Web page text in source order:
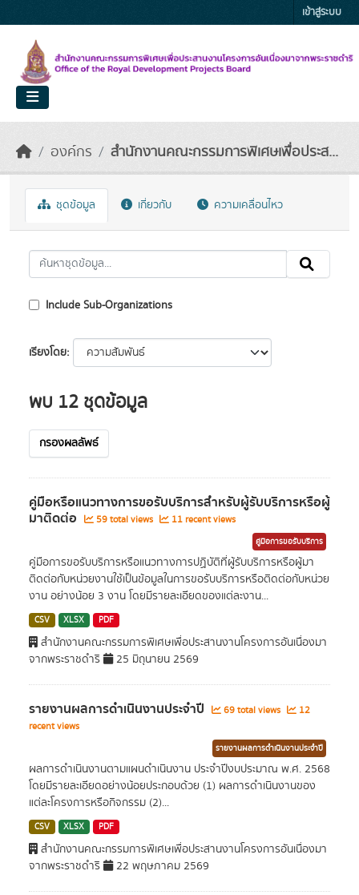
เข้าสู่ระบบ
องค์กร สำนักงานคณะกรรมการพิเศษเพื่อประส...
ชุดข้อมูล เกี่ยวกับ ความเคลื่อนไหว
Include Sub-Organizations
เรียงโดย
พบ 12 ชุดข้อมูล
กรองผลลัพธ์
คู่มือหรือแนวทางการขอรับบริการสำหรับผู้รับบริการหรือผู้
มาติดต่อ 59 total views 11 recent views
คู่มือการขอรับบริการ
คู่มือการขอรับบริการหรือแนวทางการปฏิบัติที่ผู้รับบริการหรือผู้มา
ติดต่อกับหน่วยงานใช้เป็นข้อมูลในการขอรับบริการหรือติดต่อกับหน่วย
งาน อย่างน้อย 3 งาน โดยมีรายละเอียดของแต่ละงาน...
CSV XLSX PDF
สำนักงานคณะกรรมการพิเศษเพื่อประสานงานโครงการอันเนื่องมา
จากพระราชดำริ
25 มิถุนายน 2569
รายงานผลการดำเนินงานประจำปี 69 total views
12
recent views
รายงานผลการดำเนินงานประจำปี
ผลการดำเนินงานตามแผนดำเนินงาน ประจำปีงบประมาณ พ.ศ. 2568
โดยมีรายละเอียดอย่างน้อยประกอบด้วย (1) ผลการดำเนินงานของ
แต่ละโครงการหรือกิจกรรม (2)...
CSV XLSX PDF
สำนักงานคณะกรรมการพิเศษเพื่อประสานงานโครงการอันเนื่องมา
จากพระราชดำริ
22 พฤษภาคม 2569